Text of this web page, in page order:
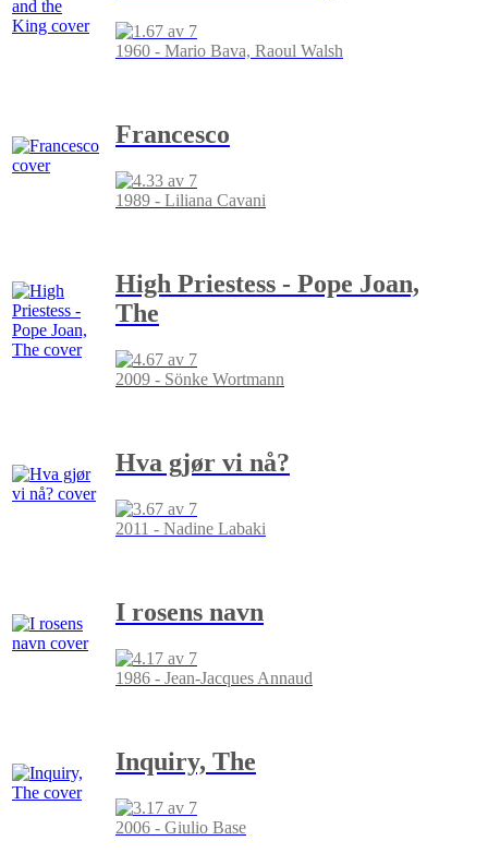
1960 - Mario Bava, Raoul Walsh
Francesco
1989 - Liliana Cavani
High Priestess - Pope Joan,
The
2009 - Sönke Wortmann
Hva gjør vi nå?
2011 - Nadine Labaki
I rosens navn
1986 - Jean-Jacques Annaud
Inquiry, The
2006 - Giulio Base